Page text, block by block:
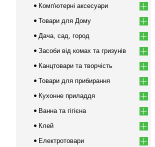
Комп'ютерні аксесуари
Товари для Дому
Дача, сад, город
Засоби від комах та гризунів
Канцтовари та творчість
Товари для прибирання
Кухонне приладдя
Ванна та гігієна
Клей
Електротовари